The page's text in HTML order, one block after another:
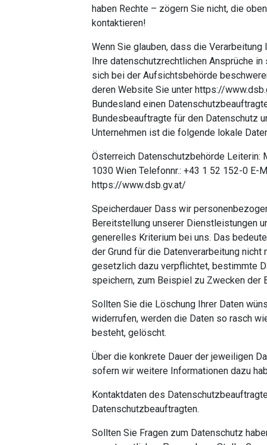
haben Rechte – zögern Sie nicht, die
kontaktieren!
Wenn Sie glauben, dass die
Ihre datenschutzrechtlichen Ansprüche
sich bei der Aufsichtsbehörde
deren Website Sie unter https://
Bundesland einen
Bundesbeauftragte für den Datenschutz
Unternehmen ist die folgende lokale
Österreich Datenschutzbehörde Leiterin:
1030 Wien Telefonnr.: +43 1 52 152-0 E-
https://www.dsb.gv.at/
Speicherdauer Dass wir
Bereitstellung unserer Dienstleistungen
generelles Kriterium bei uns. Das
der Grund für die Datenverarbeitung
gesetzlich dazu verpflichtet, bestimmte
speichern, zum Beispiel zu Zwecken der
Sollten Sie die Löschung Ihrer Daten
widerrufen, werden die Daten so rasch
besteht, gelöscht.
Über die konkrete Dauer der jeweiligen
sofern wir weitere Informationen dazu
Kontaktdaten des
Datenschutzbeauftragten.
Sollten Sie Fragen zum Datenschutz